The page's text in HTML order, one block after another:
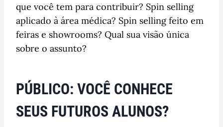
que você tem para contribuir? Spin selling
aplicado à área médica? Spin selling feito em
feiras e showrooms? Qual sua visão única
sobre o assunto?
PÚBLICO: VOCÊ CONHECE
SEUS FUTUROS ALUNOS?